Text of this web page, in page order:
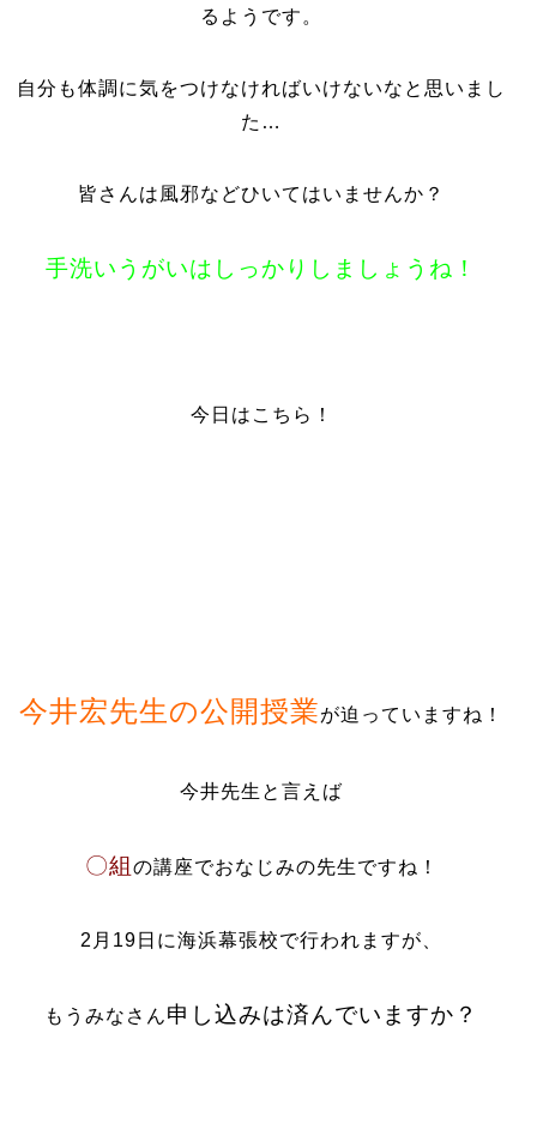
るようです。
自分も体調に気をつけなければいけないなと思いまし
た…
皆さんは風邪などひいてはいませんか？
手洗いうがいはしっかりしましょうね！
今日はこちら！
今井宏先生の公開授業が迫っていますね！
今井先生と言えば
〇組 の講座でおなじみの先生ですね！
2月19日に海浜幕張校で行われますが、
もうみなさん申し込みは済んでいますか？